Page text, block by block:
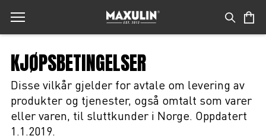
KJØPSBETINGELSER
Disse vilkår gjelder for avtale om levering av
produkter og tjenester, også omtalt som varer
eller varen, til sluttkunder i Norge. Oppdatert
1.1.2019.